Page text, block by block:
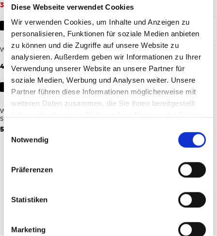
Diese Webseite verwendet Cookies
Wir verwenden Cookies, um Inhalte und Anzeigen zu
personalisieren, Funktionen für soziale Medien anbieten
zu können und die Zugriffe auf unsere Website zu
analysieren. Außerdem geben wir Informationen zu Ihrer
Verwendung unserer Website an unsere Partner für
soziale Medien, Werbung und Analysen weiter. Unsere
Partner führen diese Informationen möglicherweise mit
weiteren Daten zusammen, die Sie ihnen bereitgestellt
Einwilligungsauswahl
Notwendig
Präferenzen
Statistiken
Marketing
34,96 €69,95 € 59,95 €
NEU
Warm-Up T-Shirt 26/27 Herren
49,95 €
NEU
Warm-Up T-Shirt 26/27 Kinder
44,95 €
NEU
Warm-Up T-Shirt 26/27 Kinder mit
Sponsoren
54,95 €